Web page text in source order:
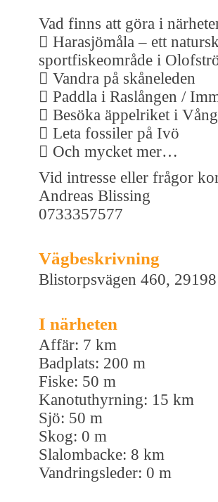
Vad finns att göra i
 Harasjömåla – ett
sportfiskeområde i
 Vandra på skåneleden
 Paddla i Raslången /
 Besöka äppelriket i
 Leta fossiler på Ivö
 Och mycket mer…
Vid intresse eller frågor
Andreas Blissing
0733357577
Vägbeskrivning
Blistorpsvägen 460,
I närheten
Affär: 7 km
Badplats: 200 m
Fiske: 50 m
Kanotuthyrning: 15 km
Sjö: 50 m
Skog: 0 m
Slalombacke: 8 km
Vandringsleder: 0 m